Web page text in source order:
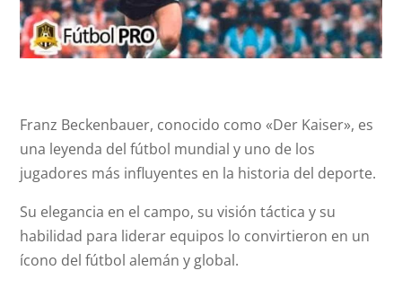
Franz Beckenbauer, conocido como «Der Kaiser», es
una leyenda del fútbol mundial y uno de los
jugadores más influyentes en la historia del deporte.
Su elegancia en el campo, su visión táctica y su
habilidad para liderar equipos lo convirtieron en un
ícono del fútbol alemán y global.